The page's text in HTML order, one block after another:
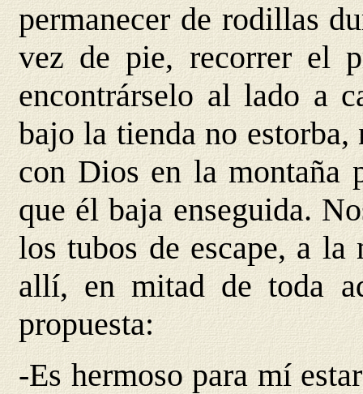
permanecer de rodillas
vez de pie, recorrer el
encontrárselo al lado a
bajo la tienda no estorba,
con Dios en la montaña
que él baja enseguida.
los tubos de escape, a
allí, en mitad de toda
propuesta:
-Es hermoso para mí